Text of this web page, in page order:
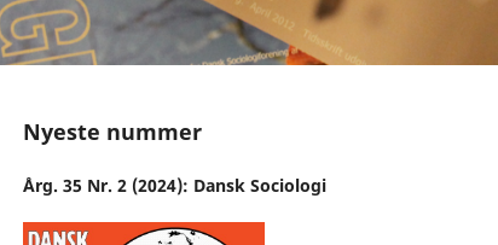
Nyeste nummer
Årg. 35 Nr. 2 (2024): Dansk Sociologi